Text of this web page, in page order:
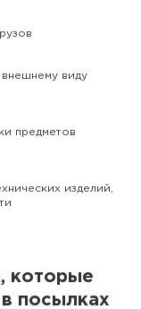
внешнему виду
предметов
изделий,
которые
посылках